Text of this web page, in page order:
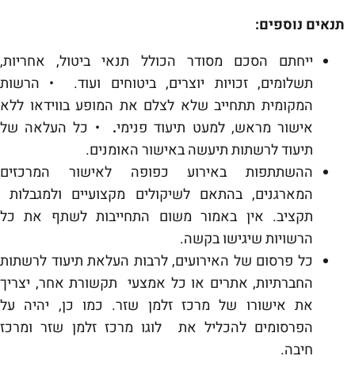
תנאים נוספים:
ייחתם הסכם מסודר הכולל תנאי ביטול, אחריות,
תשלומים, זכויות יוצרים, ביטוחים ועוד. • הרשות
המקומית תתחייב שלא לצלם את המופע בווידאו ללא
אישור מראש, למעט תיעוד פנימי.
• כל העלאה של
תיעוד לרשתות תיעשה באישור האומנים.
ההשתתפות באירוע כפופה לאישור המרכזים
המארגנים, בהתאם לשיקולים מקצועיים ולמגבלות
תקציב. אין באמור משום התחייבות לשתף את כל
הרשויות שיגישו בקשה.
כל פרסום של האירועים, לרבות העלאת תיעוד לרשתות
החברתיות, אתרים או כל אמצעי תקשורת אחר, יצריך
את אישורו של מרכז זלמן שזר. כמו כן, יהיה על
הפרסומים להכליל את לוגו מרכז זלמן שזר ומרכז
חיבה.